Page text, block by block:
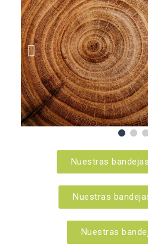
Nuestras
Nuestras
Nuestras